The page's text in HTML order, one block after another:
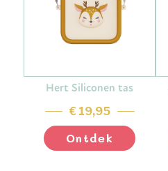
Hert Siliconen tas
€ 19,95
Ontdek